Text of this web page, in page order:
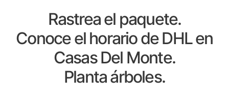
Rastrea el paquete.
Conoce el horario de DHL en
Casas Del Monte.
Planta árboles.